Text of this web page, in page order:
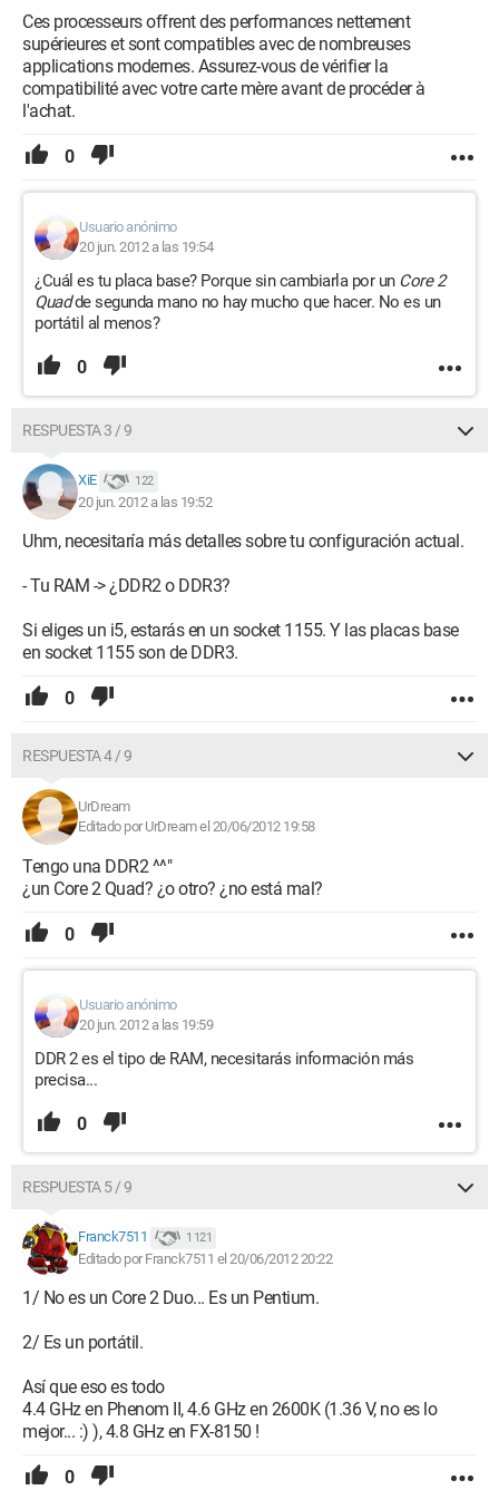
Ces processeurs offrent des performances nettement
supérieures et sont compatibles avec de nombreuses
applications modernes. Assurez-vous de vérifier la
compatibilité avec votre carte mère avant de procéder à
l'achat.
0
Usuario anónimo
20 jun. 2012 a las 19:54
¿Cuál es tu placa base? Porque sin cambiarla por un Core 2
Quadde segunda mano no hay mucho que hacer. No es un
portátil al menos?
0
RESPUESTA 3 / 9
XiE 122
20 jun. 2012 a las 19:52
Uhm, necesitaría más detalles sobre tu configuración actual.
- Tu RAM -> ¿DDR2 o DDR3?
Si eliges un i5, estarás en un socket 1155. Y las placas base
en socket 1155 son de DDR3.
0
RESPUESTA 4 / 9
UrDream
Editado por UrDream el 20/06/2012 19:58
Tengo una DDR2 ^^"
¿un Core 2 Quad? ¿o otro? ¿no está mal?
0
Usuario anónimo
20 jun. 2012 a las 19:59
DDR 2 es el tipo de RAM, necesitarás información más
precisa...
0
RESPUESTA 5 / 9
Franck7511 1 121
Editado por Franck7511 el 20/06/2012 20:22
1/ No es un Core 2 Duo... Es un Pentium.
2/ Es un portátil.
Así que eso es todo
4.4 GHz en Phenom II, 4.6 GHz en 2600K (1.36 V, no es lo
mejor... :) ), 4.8 GHz en FX-8150 !
0